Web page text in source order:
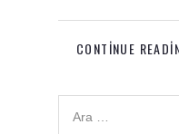
Kaba İnşaat
Satışı
CONTINUE